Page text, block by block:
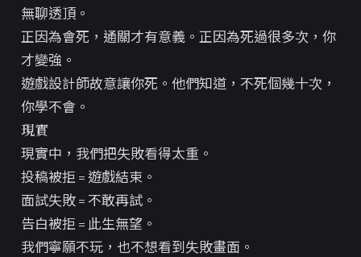
無聊透頂。
正因為會死，通關才有意義。正因為死過很多次，你
才變強。
遊戲設計師故意讓你死。他們知道，不死個幾十次，
你學不會。
現實
現實中，我們把失敗看得太重。
投稿被拒 = 遊戲結束。
面試失敗 = 不敢再試。
告白被拒 = 此生無望。
我們寧願不玩，也不想看到失敗畫面。